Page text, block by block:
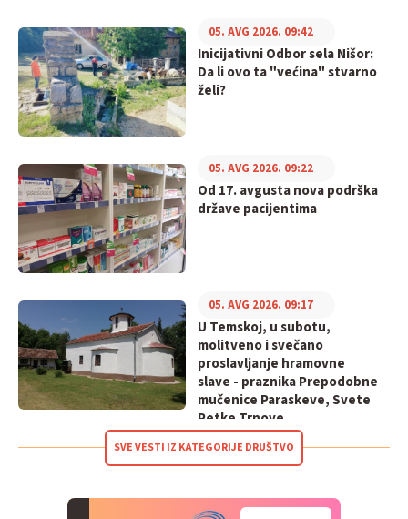
Inicijativni Odbor sela Nišor:
Da li ovo ta "većina" stvarno
želi?
05. AVG 2026. 09:42
Od 17. avgusta nova podrška
države pacijentima
05. AVG 2026. 09:22
U Temskoj, u subotu,
molitveno i svečano
proslavljanje hramovne
slave - praznika Prepodobne
mučenice Paraskeve, Svete
Petke Trnove
05. AVG 2026. 09:17
SVE VESTI IZ KATEGORIJE DRUŠTVO